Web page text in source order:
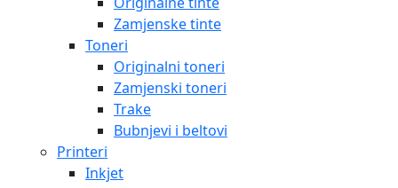
Zamjenske tinte
Toneri
Originalni toneri
Zamjenski toneri
Trake
Bubnjevi i beltovi
Printeri
Inkjet